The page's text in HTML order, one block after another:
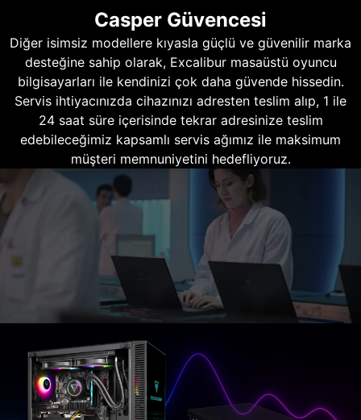
Casper Güvencesi
Diğer isimsiz modellere kıyasla güçlü ve güvenilir marka
desteğine sahip olarak, Excalibur masaüstü oyuncu
bilgisayarları ile kendinizi çok daha güvende hissedin.
Servis ihtiyacınızda cihazınızı adresten teslim alıp, 1 ile
24 saat süre içerisinde tekrar adresinize teslim
edebileceğimiz kapsamlı servis ağımız ile maksimum
müşteri memnuniyetini hedefliyoruz.